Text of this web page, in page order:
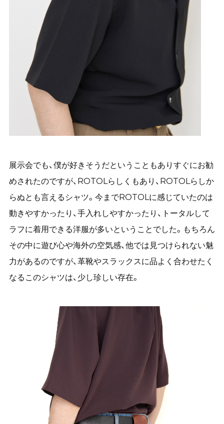
展示会でも、僕が好きそうだということもありすぐにお勧
めされたのですが、ROTOLらしくもあり、ROTOLらしか
らぬとも言えるシャツ。今までROTOLに感じていたのは
動きやすかったり、手入れしやすかったり、トータルして
ラフに着用できる洋服が多いということでした。もちろん
その中に遊び心や海外の空気感、他では見つけられない魅
力があるのですが、革靴やスラックスに品よく合わせたく
なるこのシャツは、少し珍しい存在。